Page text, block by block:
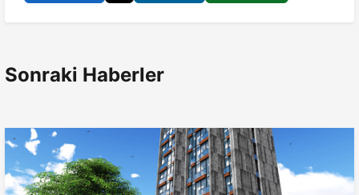
Sonraki Haberler